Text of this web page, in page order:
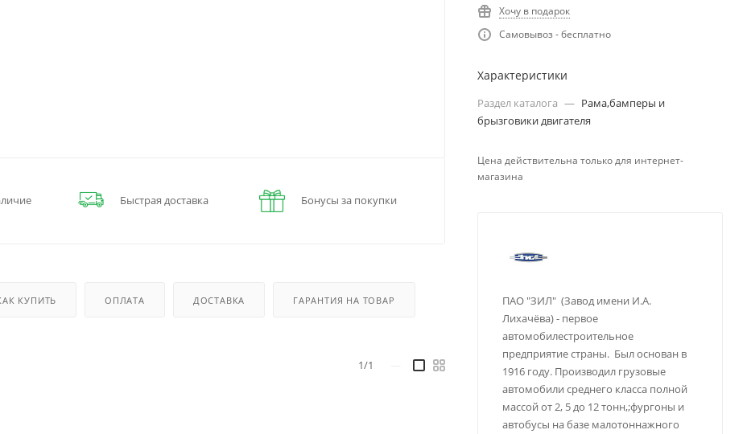
Быстрая доставка Бонусы за покупки
КУПИТЬ ОПЛАТА ДОСТАВКА ГАРАНТИЯ НА ТОВАР
1/1
Хочу в подарок
Самовывоз - бесплатно
Характеристики
Раздел каталога — Рама,бамперы и
брызговики двигателя
Цена действительна только для интернет-
магазина
ПАО "ЗИЛ" (Завод имени И.А.
Лихачёва) - первое
автомобилестроительное
предприятие страны. Был основан в
1916 году. Производил грузовые
автомобили среднего класса полной
массой от 2, 5 до 12 тонн,;фургоны и
автобусы на базе малотоннажного